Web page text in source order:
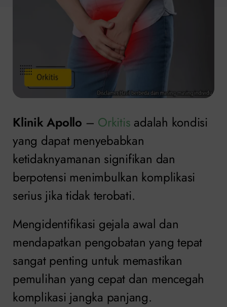
Klinik Apollo – Orkitis adalah kondisi
yang dapat menyebabkan
ketidaknyamanan signifikan dan
berpotensi menimbulkan komplikasi
serius jika tidak terobati.
Mengidentifikasi gejala awal dan
mendapatkan pengobatan yang tepat
sangat penting untuk memastikan
pemulihan yang cepat dan mencegah
komplikasi jangka panjang.